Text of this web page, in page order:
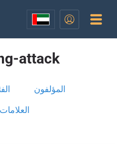
attack
المؤلفون